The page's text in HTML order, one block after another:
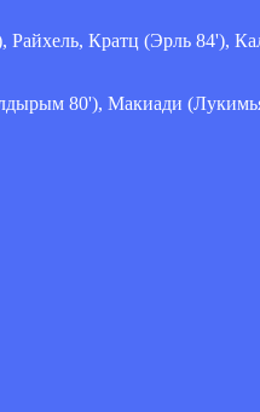
Райхель, Кратц (Эрль 84'),
80'), Макиади